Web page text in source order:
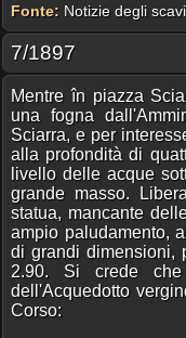
Fonte: Notizie degli
7/1897
Mentre în piazza
una fogna
Sciarra, e per
alla profondità di
livello delle acque
grande masso.
statua, mancante
ampio paludamento,
di grandi dimensioni,
2.90. Si crede
dell'Acquedotto
Corso: